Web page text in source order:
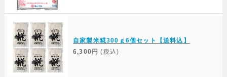
自家製米糀300ｇ6個セット【送料込】
6,300円 (税込)